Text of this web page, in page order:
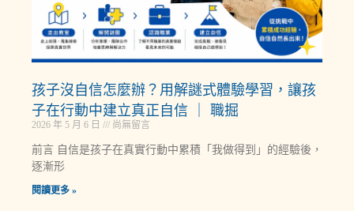
孩子沒自信怎麼辦？用解謎式體驗學習，讓孩
子在行動中建立真正自信 ｜ 職掘
2026 年 5 月 6 日 尚無留言
前言 自信是孩子在真實行動中累積「我做得到」的經驗後，
逐漸形
閱讀更多 »